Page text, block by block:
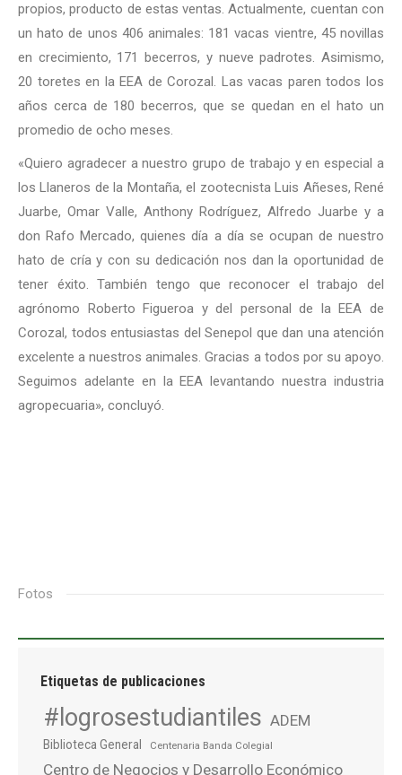
propios, producto de estas ventas. Actualmente, cuentan con
un hato de unos 406 animales: 181 vacas vientre, 45 novillas
en crecimiento, 171 becerros, y nueve padrotes. Asimismo,
20 toretes en la EEA de Corozal. Las vacas paren todos los
años cerca de 180 becerros, que se quedan en el hato un
promedio de ocho meses.
«Quiero agradecer a nuestro grupo de trabajo y en especial a
los Llaneros de la Montaña, el zootecnista Luis Añeses, René
Juarbe, Omar Valle, Anthony Rodríguez, Alfredo Juarbe y a
don Rafo Mercado, quienes día a día se ocupan de nuestro
hato de cría y con su dedicación nos dan la oportunidad de
tener éxito. También tengo que reconocer el trabajo del
agrónomo Roberto Figueroa y del personal de la EEA de
Corozal, todos entusiastas del Senepol que dan una atención
excelente a nuestros animales. Gracias a todos por su apoyo.
Seguimos adelante en la EEA levantando nuestra industria
agropecuaria», concluyó.
Fotos
Etiquetas de publicaciones
#logrosestudiantiles ADEM
Biblioteca General Centenaria Banda Colegial
Centro de Negocios y Desarrollo Económico